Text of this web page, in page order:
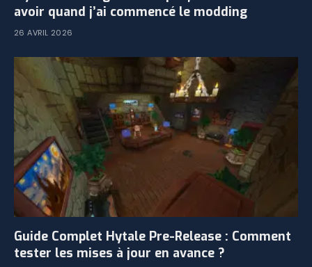
avoir quand j’ai commencé le modding
26 AVRIL 2026
Guide Complet Hytale Pre-Release : Comment
tester les mises à jour en avance ?